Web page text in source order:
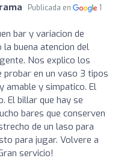
Publicada en
1
bar y variacion de
buena atencion del
Nos explico los
probar en un vaso 3 tipos
amable y simpatico. El
El billar que hay se
bares que conserven
de un laso para
para jugar. Volvere a
servicio!